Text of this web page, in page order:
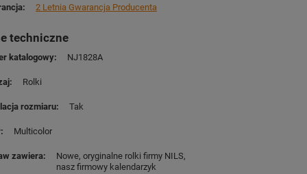
2 Letnia Gwarancja Producenta
techniczne
katalogowy NJ1828A
Rolki
rozmiaru Tak
Multicolor
zawiera
Nowe, oryginalne rolki firmy NILS
nasz firmowy kalendarzyk